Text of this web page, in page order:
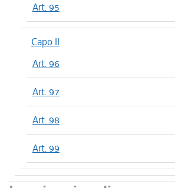
Art. 95
Capo II
Art. 96
Art. 97
Art. 98
Art. 99